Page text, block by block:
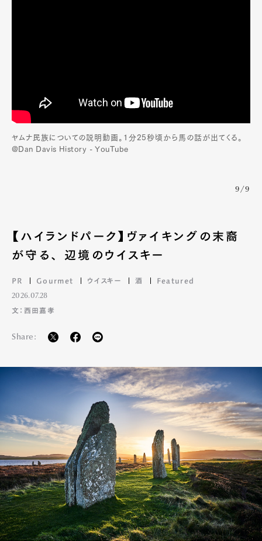
Pen Membership
Magazine
Official Columnist
About
Contact
ヤムナ民族についての説明動画。1分25秒頃から馬の話が出てくる。
@Dan Davis History - YouTube
9/9
【ハイランドパーク】ヴァイキングの末裔
が守る、 辺境のウイスキー
PR Gourmet ウイスキー 酒 Featured
2026.07.28
文：西田嘉孝
Share: